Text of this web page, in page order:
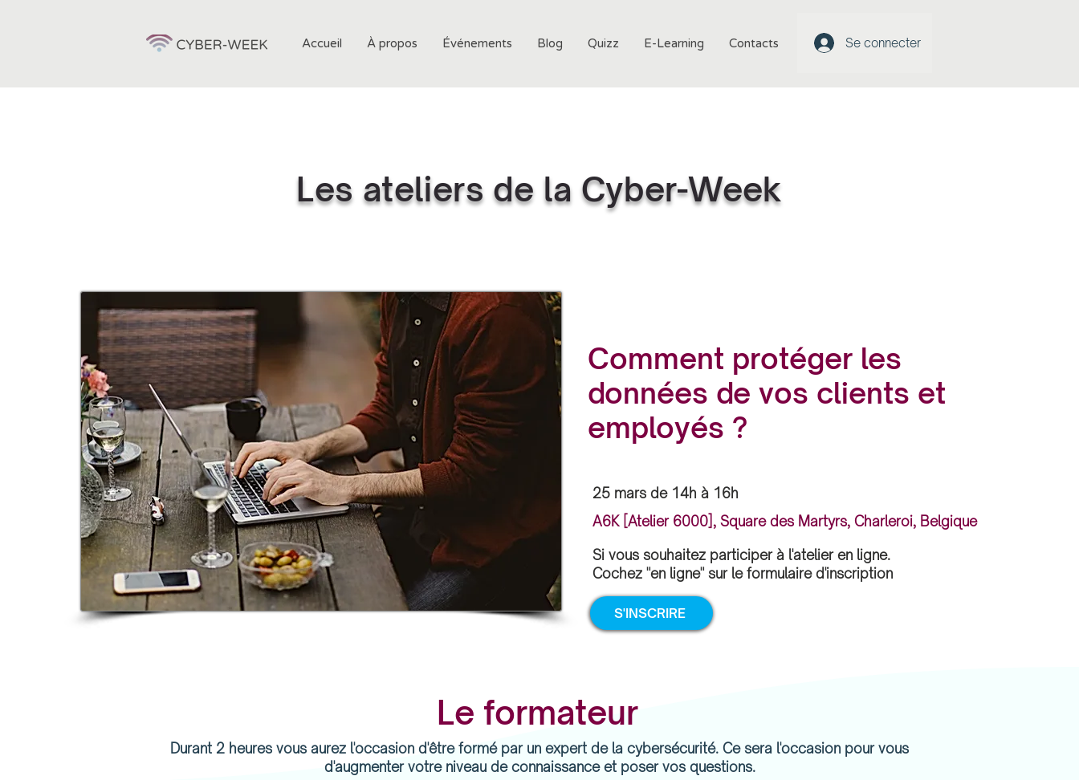
Accueil À propos Événements Blog Quizz E-Learning Contacts Se connecter
Les ateliers de la Cyber-Week
Comment protéger les
données de vos clients et
employés ?
25 mars de 14h à 16h
A6K [Atelier 6000], Square des Martyrs, Charleroi, Belgique
S'INSCRIRE
Si vous souhaitez participer à l'atelier en ligne.
Cochez "en ligne" sur le formulaire d'inscription
Le formateur
Durant 2 heures vous aurez l'occasion d'être formé par un expert de la cybersécurité. Ce sera l'occasion pour vous
d'augmenter votre niveau de connaissance et poser vos questions.